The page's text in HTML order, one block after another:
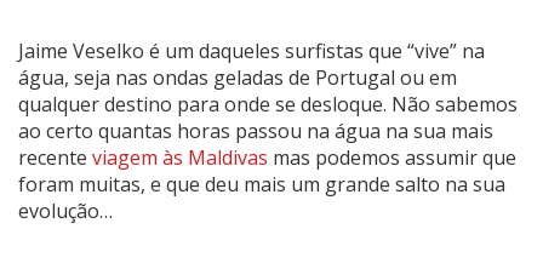
Jaime Veselko é um daqueles surfistas que “vive” na
água, seja nas ondas geladas de Portugal ou em
qualquer destino para onde se desloque. Não sabemos
ao certo quantas horas passou na água na sua mais
recente viagem às Maldivas mas podemos assumir que
foram muitas, e que deu mais um grande salto na sua
evolução…